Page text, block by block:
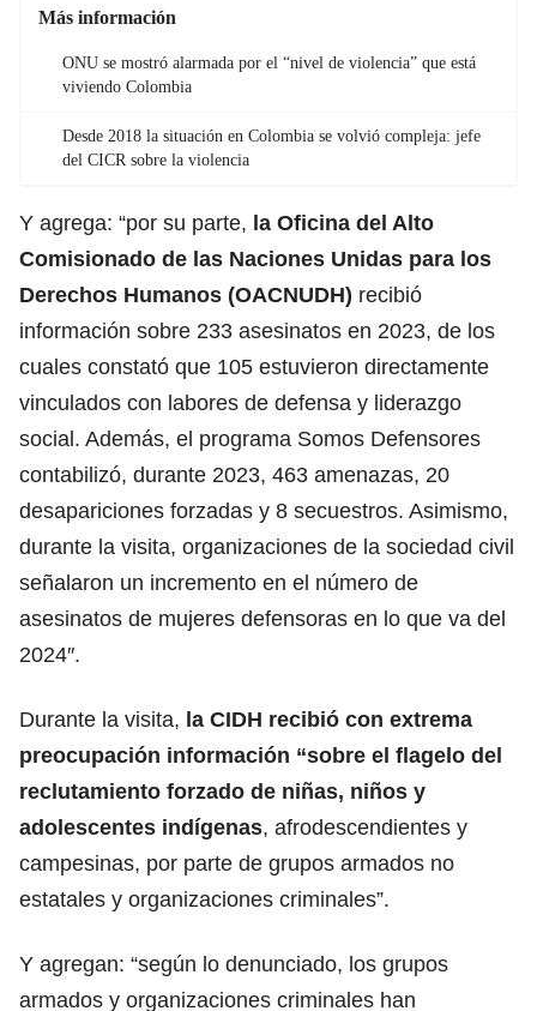
Más información
ONU se mostró alarmada por el “nivel de violencia” que está
viviendo Colombia
Desde 2018 la situación en Colombia se volvió compleja: jefe
del CICR sobre la violencia
Y agrega: “por su parte, la Oficina del Alto
Comisionado de las Naciones Unidas para los
Derechos Humanos (OACNUDH) recibió
información sobre 233 asesinatos en 2023, de los
cuales constató que 105 estuvieron directamente
vinculados con labores de defensa y liderazgo
social. Además, el programa Somos Defensores
contabilizó, durante 2023, 463 amenazas, 20
desapariciones forzadas y 8 secuestros. Asimismo,
durante la visita, organizaciones de la sociedad civil
señalaron un incremento en el número de
asesinatos de mujeres defensoras en lo que va del
2024″.
Durante la visita, la CIDH recibió con extrema
preocupación información “sobre el flagelo del
reclutamiento forzado de niñas, niños y
adolescentes indígenas, afrodescendientes y
campesinas, por parte de grupos armados no
estatales y organizaciones criminales”.
Y agregan: “según lo denunciado, los grupos
armados y organizaciones criminales han